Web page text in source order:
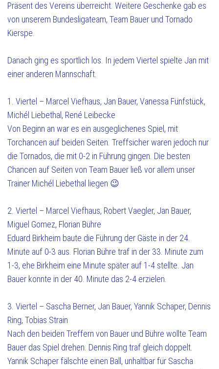
Präsent des Vereins überreicht. Weitere Geschenke gab es
von unserem Bundesligateam, Team Bauer und Tornado
Kierspe.
Danach ging es sportlich los. In jedem Viertel spielte Jan mit
einer anderen Mannschaft.
1. Viertel – Marcel Viefhaus, Jan Bauer, Vanessa Fünfstück,
Michél Liebethal, René Leibecke
Von Beginn an war es ein ausgeglichenes Spiel, mit
Torchancen auf beiden Seiten. Treffsicher waren jedoch nur
die Tornados, die mit 0-2 in Führung gingen. Die besten
Chancen auf Seiten von Team Bauer ließ vor allem unser
Trainer Michél Liebethal liegen 😉
2. Viertel – Marcel Viefhaus, Robert Vaegler, Jan Bauer,
Miguel Gomez, Florian Bühre
Eduard Birkheim baute die Führung der Gäste in der 24.
Minute auf 0-3 aus. Florian Bühre traf in der 33. Minute zum
1-3, ehe Birkheim eine Minute später auf 1-4 stellte. Jan
Bauer konnte in der 40. Minute das 2-4 erzielen.
3. Viertel – Sascha Berner, Jan Bauer, Yannik Schaper, Dennis
Ring, Tobias Strain
Nach den beiden Treffern von Bauer und Bühre wollte Team
Bauer das Spiel drehen. Dennis Ring traf gleich doppelt.
Yannik Schaper fälschte einen Ball, unhaltbar für Sascha